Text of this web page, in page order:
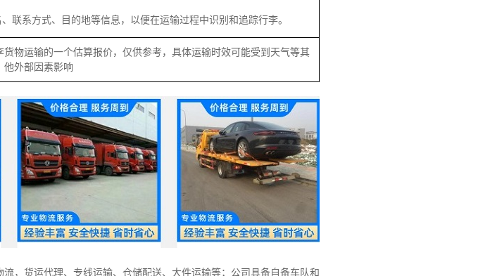
联系方式、目的地等信息，以便在运输过程中识别和追踪行李。
物运输的一个估算报价，仅供参考，具体运输时效可能受到天气等其
他外部因素影响
，货运代理、专线运输、仓储配送、大件运输等；公司具备自备车队和